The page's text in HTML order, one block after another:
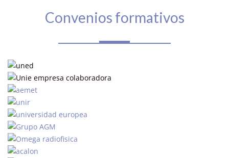
Convenios formativos